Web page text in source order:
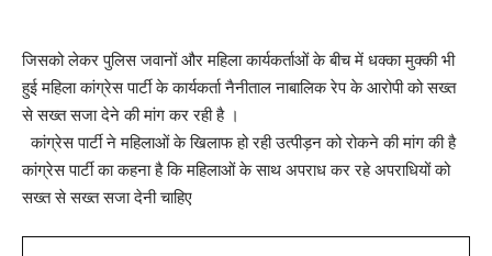
जिसको लेकर पुलिस जवानों और महिला कार्यकर्ताओं के बीच में धक्का मुक्की भी
हुई महिला कांग्रेस पार्टी के कार्यकर्ता नैनीताल नाबालिक रेप के आरोपी को सख्त
से सख्त सजा देने की मांग कर रही है ।
कांग्रेस पार्टी ने महिलाओं के खिलाफ हो रही उत्पीड़न को रोकने की मांग की है
कांग्रेस पार्टी का कहना है कि महिलाओं के साथ अपराध कर रहे अपराधियों को
सख्त से सख्त सजा देनी चाहिए